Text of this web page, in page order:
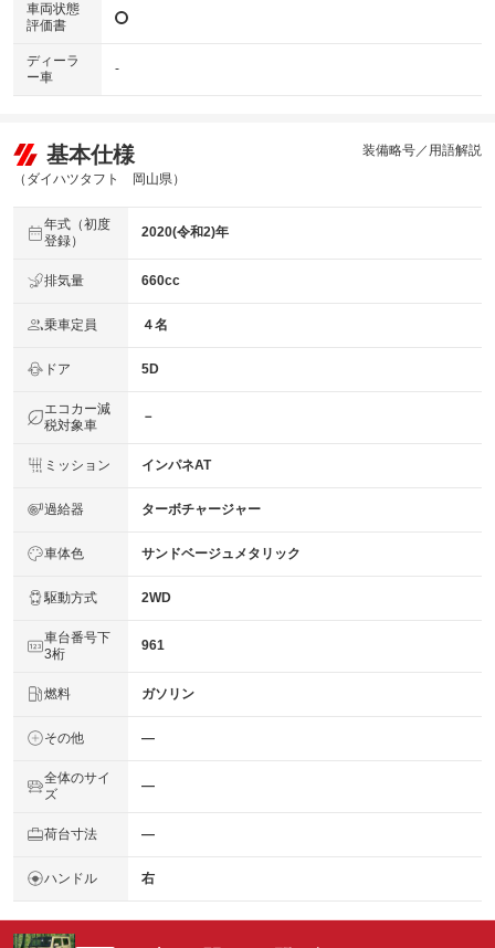
車両状態
評価書
ディーラ
ー車
-
基本仕様
（ダイハツタフト 岡山県）
装備略号／用語解説
年式（初度
登録）
2020(令和2)年
排気量 660cc
乗車定員 ４名
ドア 5D
エコカー減
税対象車
－
ミッション インパネAT
過給器 ターボチャージャー
車体色 サンドベージュメタリック
駆動方式 2WD
車台番号下
3桁
961
燃料 ガソリン
その他 ―
全体のサイ
ズ
―
荷台寸法 ―
ハンドル 右